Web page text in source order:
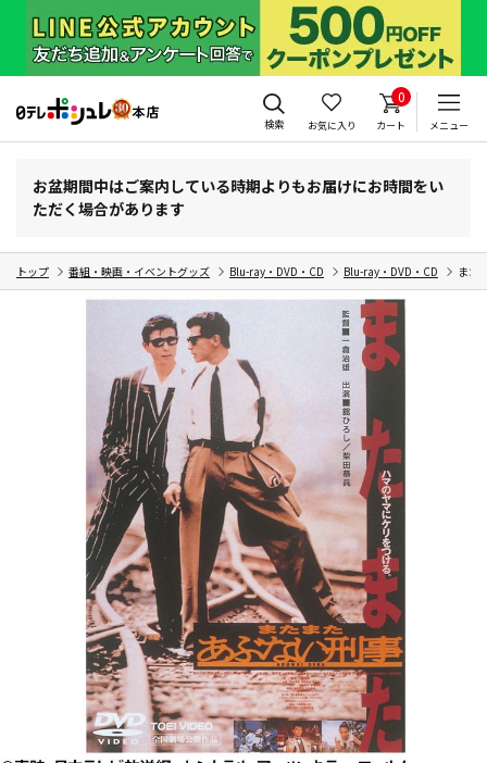
検索 お気に入り
0
カート メニュー
お盆期間中はご案内している時期よりもお届けにお時間をい
ただく場合があります
トップ 番組・映画・イベントグッズ Blu-ray・DVD・CD Blu-ray・DVD・CD また